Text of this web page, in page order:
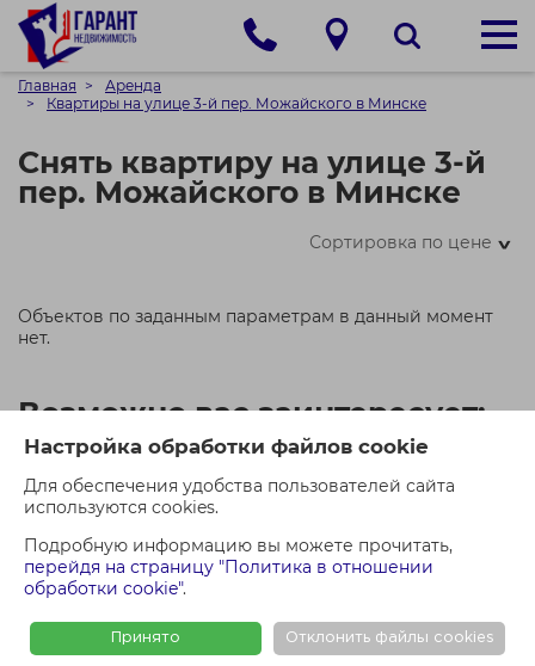
Настройка обработки файлов cookie
Для обеспечения удобства пользователей сайта
используются cookies.
Подробную информацию вы можете прочитать,
перейдя на страницу "Политика в отношении
обработки cookie".
Принято Отклонить файлы cookies
Главная
Аренда
Квартиры на улице 3-й пер. Можайского в Минске
Снять квартиру на улице 3-й
пер. Можайского в Минске
Сортировка по цене>
Объектов по заданным параметрам в данный момент
нет.
Возможно вас заинтересует: